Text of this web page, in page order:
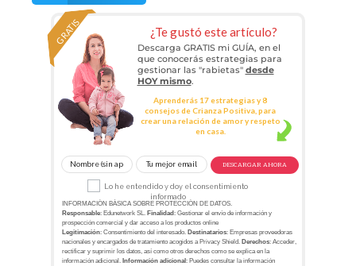
¿Te gustó este artículo?
GRATIS
Descarga GRATIS mi GUÍA, en el
que conocerás estrategias para
gestionar las "rabietas" desde
HOY mismo.
Aprenderás 17 estrategias y 8
consejos de Crianza Positiva, para
crear una relación de amor y respeto
en casa.
INFORMACIÓN BÁSICA SOBRE PROTECCIÓN DE DATOS.
Responsable: Edunetwork SL. Finalidad : Gestionar el envío de información y
prospección comercial y dar acceso a los productos online
Legitimación: Consentimiento del interesado. Destinatarios: Empresas proveedoras
nacionales y encargados de tratamiento acogidos a Privacy Shield. Derechos: Acceder,
rectificar y suprimir los datos, así como otros derechos como se explica en la
información adicional. Información adicional: Puedes consultar la información
Lo he entendido y doy el consentimiento
informado
DESCARGAR AHORA